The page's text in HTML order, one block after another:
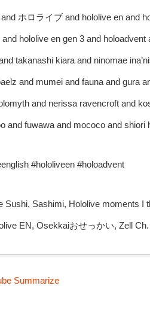
and ホロライブ and hololive en and
hololive en gen 3 and
takanashi kiara and ninomae
and mumei and fauna and gura
and nerissa ravencroft and
and fuwawa and mococo and shiori
#hololiveen #holoadvent
Sushi, Sashimi, Hololive moments
EN, Osekkaiおせっかい, Zell
Summarize